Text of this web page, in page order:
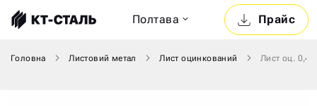
Прайс
Полтава
Головна Листовий метал Лист оцинкований Лист оц.